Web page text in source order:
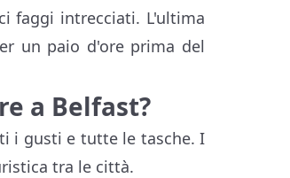
faggi intrecciati. L'ultima
un paio d'ore prima del
a Belfast?
i gusti e tutte le tasche. I
tra le città.